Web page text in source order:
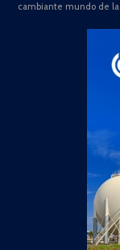
cambiante mundo de